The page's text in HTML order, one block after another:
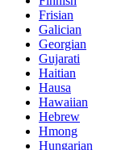
Frisian
Galician
Georgian
Gujarati
Haitian
Hausa
Hawaiian
Hebrew
Hmong
Hungarian